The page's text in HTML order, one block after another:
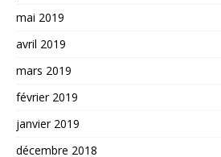
mai 2019
avril 2019
mars 2019
février 2019
janvier 2019
décembre 2018